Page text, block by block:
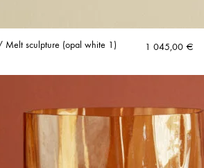
Melt sculpture (opal white 1) 1 045,00 €